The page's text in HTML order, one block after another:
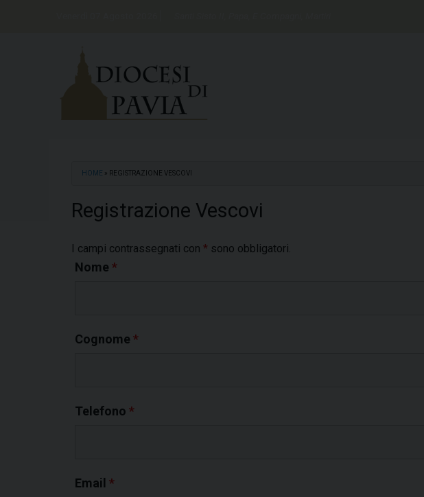
HOME » REGISTRAZIONE VESCOVI
Registrazione Vescovi
I campi contrassegnati con * sono obbligatori.
Nome *
Cognome *
Telefono *
Email *